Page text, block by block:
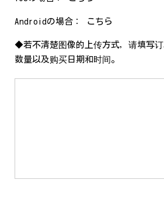
Androidの場合： こちら
◆若不清楚图像的上传方式，请填写
数量以及购买日期和时间。